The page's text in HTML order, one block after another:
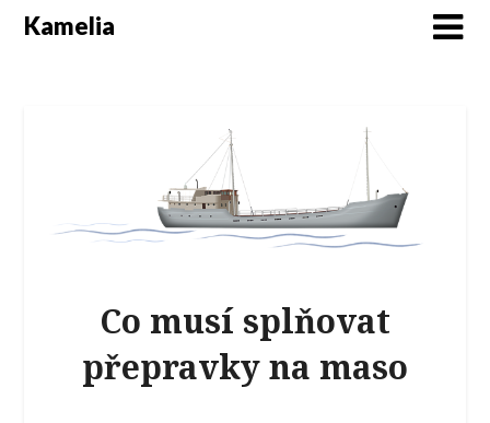
Kamelia
Co musí splňovat
přepravky na maso